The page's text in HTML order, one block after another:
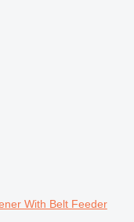
With Belt Feeder